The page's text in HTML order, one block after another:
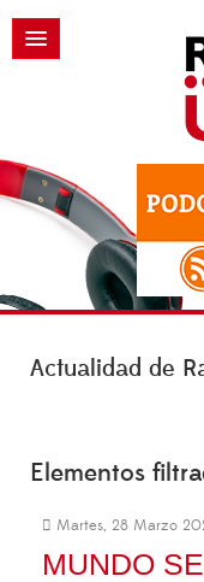
Actualidad de
Elementos
Martes, 28 Marzo
MUNDO